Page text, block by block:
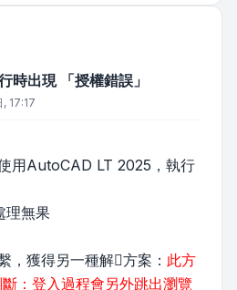
時出現 「授權錯誤」
17:17
用AutoCAD LT 2025，執行
理無果
，獲得另一種解方案： 此方
：登入過程會另外跳出瀏覽